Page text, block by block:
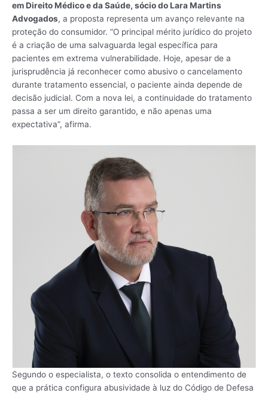
em Direito Médico e da Saúde, sócio do Lara Martins
Advogados, a proposta representa um avanço relevante na
proteção do consumidor. “O principal mérito jurídico do projeto
é a criação de uma salvaguarda legal específica para
pacientes em extrema vulnerabilidade. Hoje, apesar de a
jurisprudência já reconhecer como abusivo o cancelamento
durante tratamento essencial, o paciente ainda depende de
decisão judicial. Com a nova lei, a continuidade do tratamento
passa a ser um direito garantido, e não apenas uma
expectativa”, afirma.
Segundo o especialista, o texto consolida o entendimento de
que a prática configura abusividade à luz do Código de Defesa